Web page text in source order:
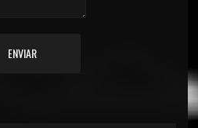
ENVIAR